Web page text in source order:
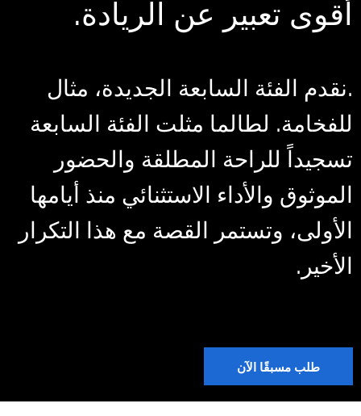
أقوى تعبير عن الريادة.
.نقدم الفئة السابعة الجديدة، مثال
للفخامة. لطالما مثلت الفئة السابعة
تسجيداً للراحة المطلقة والحضور
الموثوق والأداء الاستثنائي منذ أيامها
الأولى، وتستمر القصة مع هذا التكرار
الأخير.
طلب مسبقًا الآن